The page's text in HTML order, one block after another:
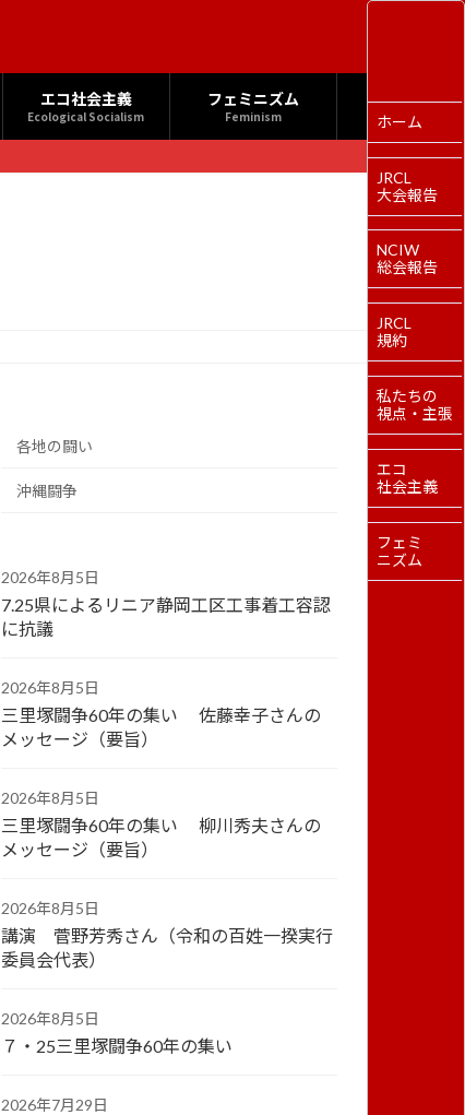
エコ社会主義
Ecological Socialism
フェミニズム
Feminism
各地の闘い
沖縄闘争
2026年8月5日
7.25県によるリニア静岡工区工事着工容認
に抗議
2026年8月5日
三里塚闘争60年の集い 佐藤幸子さんの
メッセージ（要旨）
2026年8月5日
三里塚闘争60年の集い 柳川秀夫さんの
メッセージ（要旨）
2026年8月5日
講演 菅野芳秀さん（令和の百姓一揆実行
委員会代表）
2026年8月5日
７・25三里塚闘争60年の集い
2026年7月29日
ホーム
JRCL
大会報告
NCIW
総会報告
JRCL
規約
私たちの
視点・主張
エコ
社会主義
フェミ
ニズム